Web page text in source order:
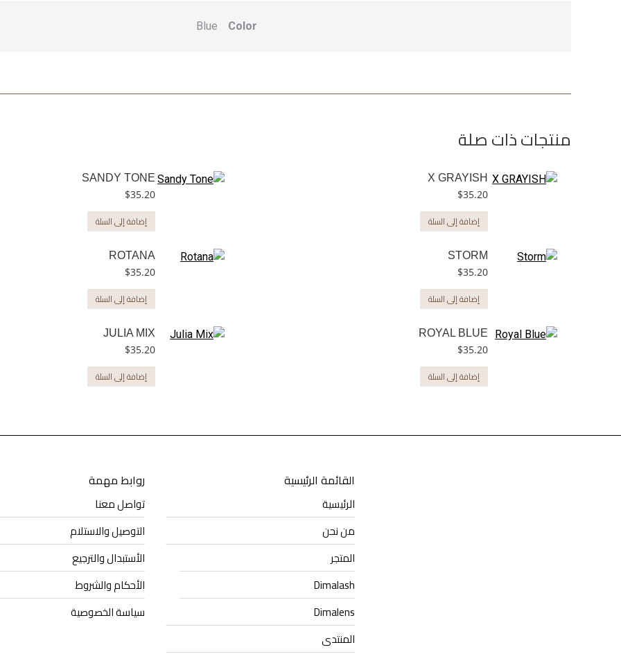
Color
Blue
منتجات ذات صلة
X GRAYISH
$35.20
إضافة إلى السلة
SANDY TONE
$35.20
إضافة إلى السلة
STORM
$35.20
إضافة إلى السلة
ROTANA
$35.20
إضافة إلى السلة
ROYAL BLUE
$35.20
إضافة إلى السلة
JULIA MIX
$35.20
إضافة إلى السلة
القائمة الرئيسية
الرئيسية
من نحن
المتجر
Dimalash
Dimalens
المنتدى
روابط مهمة
تواصل معنا
التوصيل والاستلام
الأستبدال والترجيع
الأحكام والشروط
سياسة الخصوصية